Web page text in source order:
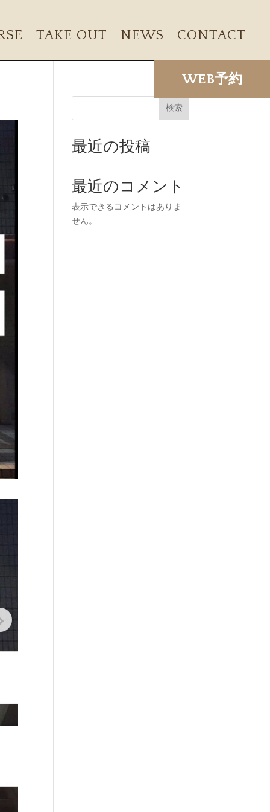
TAKE OUT NEWS CONTACT
WEB予約
検索
最近の投稿
最近のコメント
表示できるコメントはありま
せん。